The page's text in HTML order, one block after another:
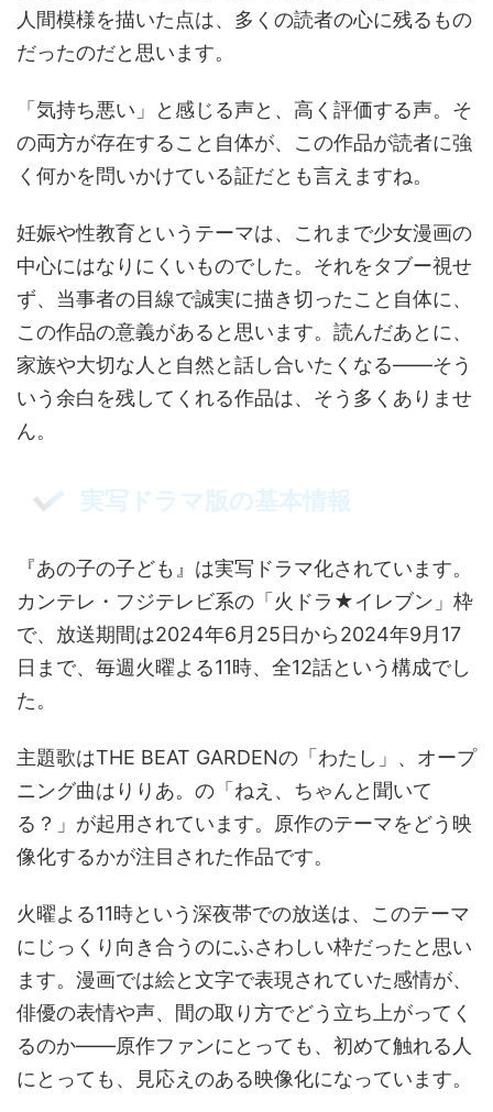
人間模様を描いた点は、多くの読者の心に残るもの
だったのだと思います。
「気持ち悪い」と感じる声と、高く評価する声。そ
の両方が存在すること自体が、この作品が読者に強
く何かを問いかけている証だとも言えますね。
妊娠や性教育というテーマは、これまで少女漫画の
中心にはなりにくいものでした。それをタブー視せ
ず、当事者の目線で誠実に描き切ったこと自体に、
この作品の意義があると思います。読んだあとに、
家族や大切な人と自然と話し合いたくなる——そう
いう余白を残してくれる作品は、そう多くありませ
ん。
実写ドラマ版の基本情報
『あの子の子ども』は実写ドラマ化されています。
カンテレ・フジテレビ系の「火ドラ★イレブン」枠
で、放送期間は2024年6月25日から2024年9月17
日まで、毎週火曜よる11時、全12話という構成でし
た。
主題歌はTHE BEAT GARDENの「わたし」、オープ
ニング曲はりりあ。の「ねえ、ちゃんと聞いて
る？」が起用されています。原作のテーマをどう映
像化するかが注目された作品です。
火曜よる11時という深夜帯での放送は、このテーマ
にじっくり向き合うのにふさわしい枠だったと思い
ます。漫画では絵と文字で表現されていた感情が、
俳優の表情や声、間の取り方でどう立ち上がってく
るのか——原作ファンにとっても、初めて触れる人
にとっても、見応えのある映像化になっています。